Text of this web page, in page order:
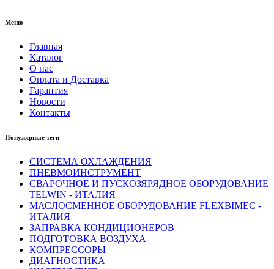
Меню
Главная
Каталог
О нас
Оплата и Доставка
Гарантия
Новости
Контакты
Популярные теги
СИСТЕМА ОХЛАЖДЕНИЯ
ПНЕВМОИНСТРУМЕНТ
СВАРОЧНОЕ И ПУСКОЗЯРЯДНОЕ ОБОРУДОВАНИЕ
TELWIN - ИТАЛИЯ
МАСЛОСМЕННОЕ ОБОРУДОВАНИЕ FLEXBIMEC -
ИТАЛИЯ
ЗАПРАВКА КОНДИЦИОНЕРОВ
ПОДГОТОВКА ВОЗДУХА
КОМПРЕССОРЫ
ДИАГНОСТИКА